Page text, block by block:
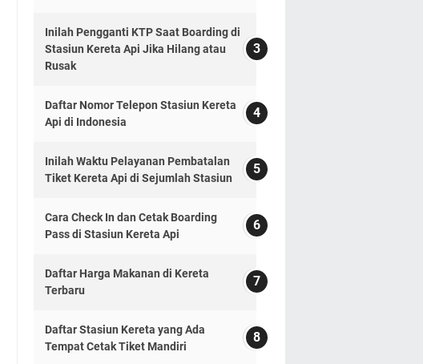
Inilah Pengganti KTP Saat Boarding di
Stasiun Kereta Api Jika Hilang atau
Rusak
Daftar Nomor Telepon Stasiun Kereta
Api di Indonesia
Inilah Waktu Pelayanan Pembatalan
Tiket Kereta Api di Sejumlah Stasiun
Cara Check In dan Cetak Boarding
Pass di Stasiun Kereta Api
Daftar Harga Makanan di Kereta
Terbaru
Daftar Stasiun Kereta yang Ada
Tempat Cetak Tiket Mandiri